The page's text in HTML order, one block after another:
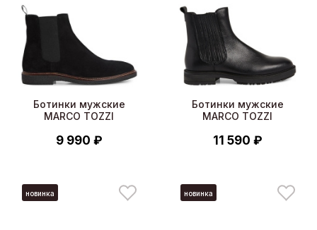
Ботинки мужские
MARCO TOZZI
9 990 ₽
Ботинки мужские
MARCO TOZZI
11 590 ₽
новинка новинка